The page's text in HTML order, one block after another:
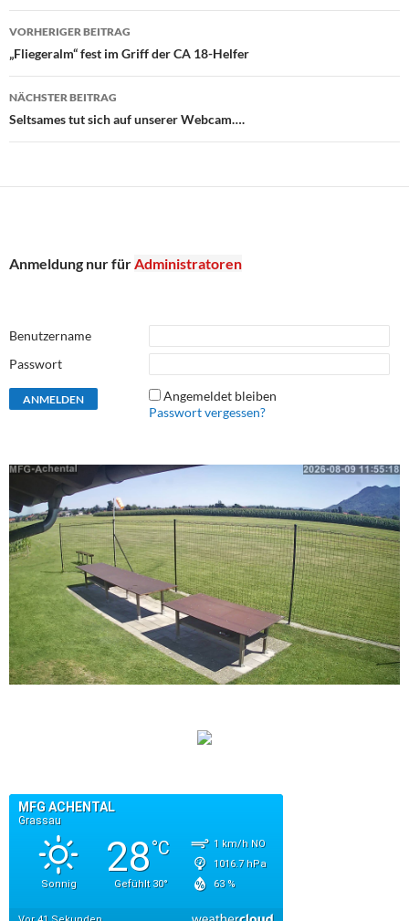
Beitragsnavigation
VORHERIGER BEITRAG
„Fliegeralm“ fest im Griff der CA 18-Helfer
NÄCHSTER BEITRAG
Seltsames tut sich auf unserer Webcam….
Anmeldung nur fürAdministratoren
Benutzername
Passwort
Angemeldet bleiben
Passwort vergessen?